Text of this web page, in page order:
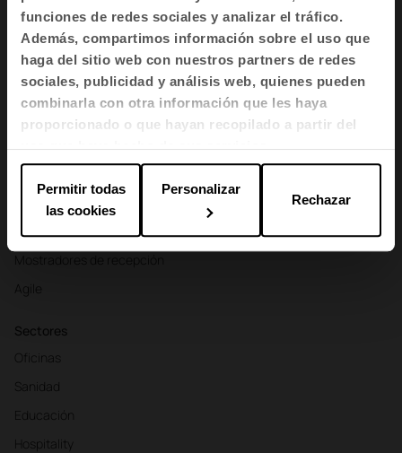
funciones de redes sociales y analizar el tráfico.
Además, compartimos información sobre el uso que
haga del sitio web con nuestros partners de redes
sociales, publicidad y análisis web, quienes pueden
combinarla con otra información que les haya
proporcionado o que hayan recopilado a partir del
uso que haya hecho de sus servicios.
Permitir todas
las cookies
Personalizar
Rechazar
Productos
Asientos
Mesas y escritorios
Divisorias y biombos
Almacenamiento y estanterías
Agile
Sectores
Oficinas
Sanidad
Educación
Hospitality